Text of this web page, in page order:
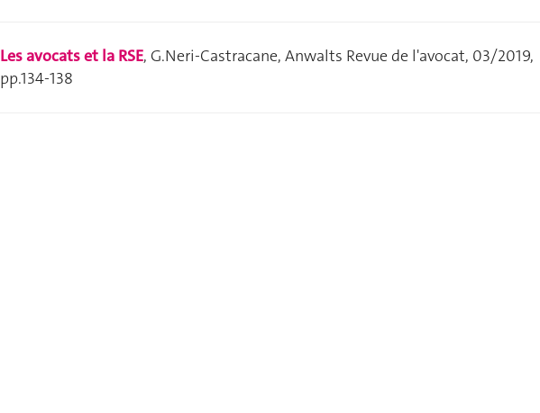
Les avocats et la RSE, G.Neri-Castracane, Anwalts Revue de l'avocat, 03/2019,
pp.134-138